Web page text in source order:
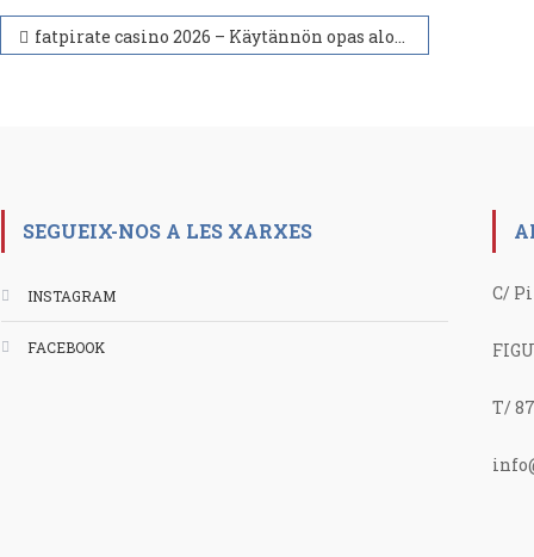
Navegación
fatpirate casino 2026 – Käytännön opas aloittaville pelaajille
SEGUEIX-NOS A LES XARXES
INSTAGRAM
FACEBOOK
C/
T/